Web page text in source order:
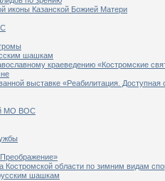
иконы Казанской Божией Матери
шашкам
краеведению «Костромские
выставке «Реабилитация. Доступная
МО ВОС
Костромской области по зимним видам
шашкам